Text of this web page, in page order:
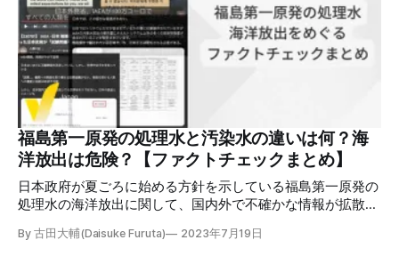
た。今回は、フランスの暴動に関連した複数のツイートを検
証対象とした。 検証過程 ①「フランスで1時間前に撮影さ
れた警察車両の写真」 2023年7月2日、「こちらが、フラン
スで1時間前に撮影された写真になります」という文言とと
もに、複数の人物が警察車両から身をのりだしている画像が
Twitter上で拡散した（例1）。同一の画像を使った英文の別
のツイートでは、例1を超える拡散があった（例2、例3）。
Forbesの記事やBBCのファクトチェック記事は、この画像が
フランス映画の一場面で、フランス警察による北アフリカ系
少年射殺事件をきっかけに起きた暴動との関連はないとし
て、「偽画像」
福島第一原発の処理水と汚染水の違いは何？海
洋放出は危険？【ファクトチェックまとめ】
日本政府が夏ごろに始める方針を示している福島第一原発の
処理水の海洋放出に関して、国内外で不確かな情報が拡散し
ックのポイントをまとめました。 ※新たな誤情報の検証を更
By 古田大輔(Daisuke Furuta) 2023年7月19日